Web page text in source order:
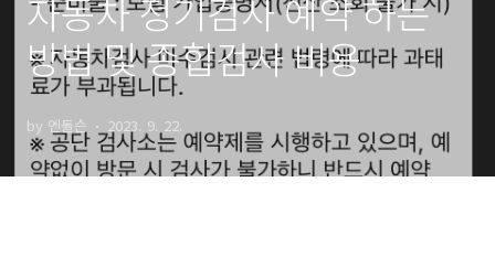
자동차 정기검사 예약 하는
방법 및 종합검사 비용
by 엔돌슨 2023. 9. 22.